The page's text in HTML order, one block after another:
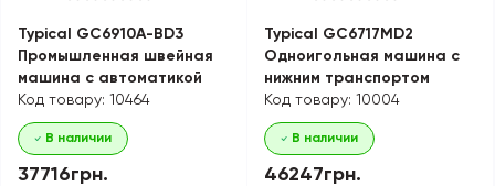
Typical GC6910A-BD3
Промышленная швейная
машина с автоматикой
Код товару: 10464
В наличии
37716грн.
Typical GC6717MD2
Одноигольная машина с
нижним транспортом
Код товару: 10004
В наличии
46247грн.